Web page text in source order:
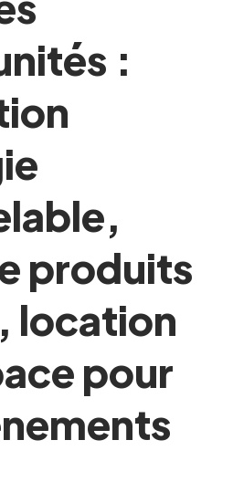
:
produits
location
pour